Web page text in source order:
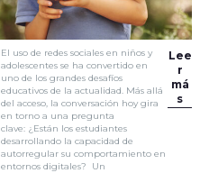
El uso de redes sociales en niños y
adolescentes se ha convertido en
uno de los grandes desafíos
educativos de la actualidad. Más allá
del acceso, la conversación hoy gira
en torno a una pregunta
clave: ¿Están los estudiantes
desarrollando la capacidad de
autorregular su comportamiento en
entornos digitales? Un
Lee
r
má
s